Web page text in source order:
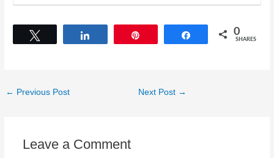
Share 0
SHARES
← Previous Post Next Post →
Leave a Comment